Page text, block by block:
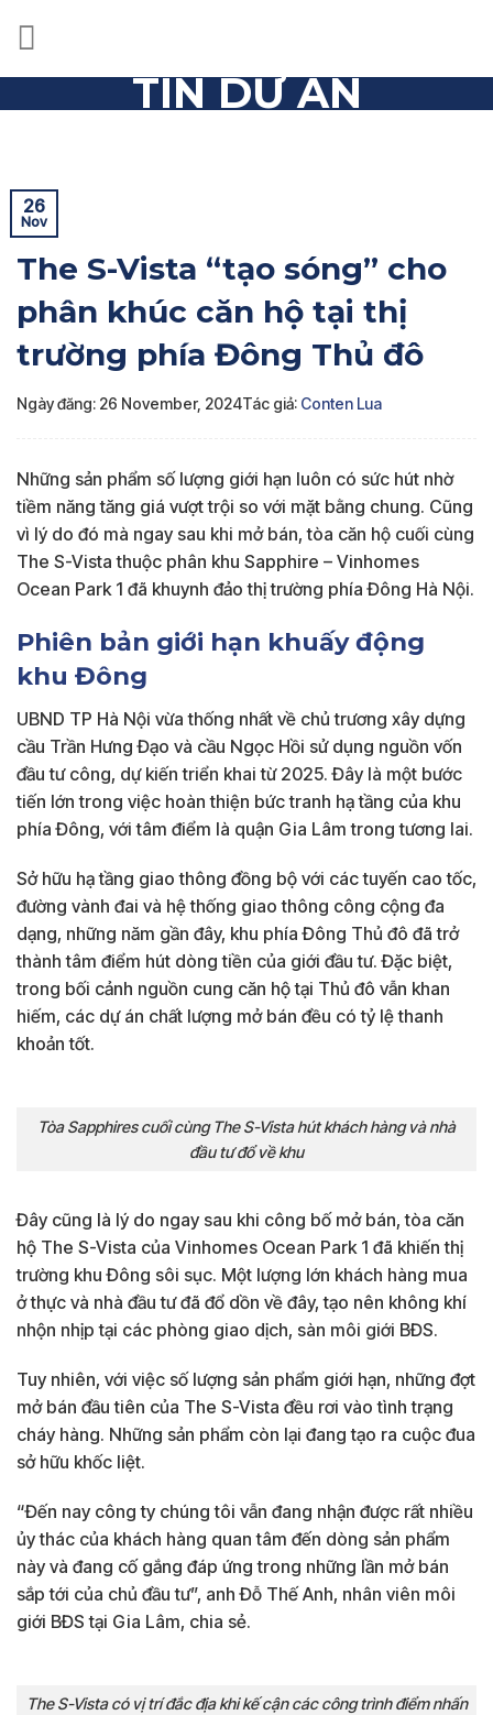
TIN DỰ ÁN
26
Nov
The S-Vista “tạo sóng” cho
phân khúc căn hộ tại thị
trường phía Đông Thủ đô
Ngày đăng: 26 November, 2024Tác giả: Conten Lua
Những sản phẩm số lượng giới hạn luôn có sức hút nhờ
tiềm năng tăng giá vượt trội so với mặt bằng chung. Cũng
vì lý do đó mà ngay sau khi mở bán, tòa căn hộ cuối cùng
The S-Vista thuộc phân khu Sapphire – Vinhomes
Ocean Park 1 đã khuynh đảo thị trường phía Đông Hà Nội.
Phiên bản giới hạn khuấy động
khu Đông
UBND TP Hà Nội vừa thống nhất về chủ trương xây dựng
cầu Trần Hưng Đạo và cầu Ngọc Hồi sử dụng nguồn vốn
đầu tư công, dự kiến triển khai từ 2025. Đây là một bước
tiến lớn trong việc hoàn thiện bức tranh hạ tầng của khu
phía Đông, với tâm điểm là quận Gia Lâm trong tương lai.
Sở hữu hạ tầng giao thông đồng bộ với các tuyến cao tốc,
đường vành đai và hệ thống giao thông công cộng đa
dạng, những năm gần đây, khu phía Đông Thủ đô đã trở
thành tâm điểm hút dòng tiền của giới đầu tư. Đặc biệt,
trong bối cảnh nguồn cung căn hộ tại Thủ đô vẫn khan
hiếm, các dự án chất lượng mở bán đều có tỷ lệ thanh
khoản tốt.
Tòa Sapphires cuối cùng The S-Vista hút khách hàng và nhà
đầu tư đổ về khu
Đây cũng là lý do ngay sau khi công bố mở bán, tòa căn
hộ The S-Vista của Vinhomes Ocean Park 1 đã khiến thị
trường khu Đông sôi sục. Một lượng lớn khách hàng mua
ở thực và nhà đầu tư đã đổ dồn về đây, tạo nên không khí
nhộn nhịp tại các phòng giao dịch, sàn môi giới BĐS.
Tuy nhiên, với việc số lượng sản phẩm giới hạn, những đợt
mở bán đầu tiên của The S-Vista đều rơi vào tình trạng
cháy hàng. Những sản phẩm còn lại đang tạo ra cuộc đua
sở hữu khốc liệt.
“Đến nay công ty chúng tôi vẫn đang nhận được rất nhiều
ủy thác của khách hàng quan tâm đến dòng sản phẩm
này và đang cố gắng đáp ứng trong những lần mở bán
sắp tới của chủ đầu tư”, anh Đỗ Thế Anh, nhân viên môi
giới BĐS tại Gia Lâm, chia sẻ.
The S-Vista có vị trí đắc địa khi kế cận các công trình điểm nhấn